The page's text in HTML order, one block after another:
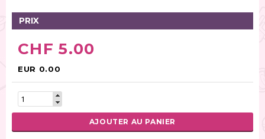
Pâte à sucre (70)
Gâteaux (11)
Poudres alimentaires (31)
Modelage/Pastillage (32)
Pâte pour créer de la dentelle (6)
PRIX
CHF 5.00
EUR 0.00
AJOUTER AU PANIER